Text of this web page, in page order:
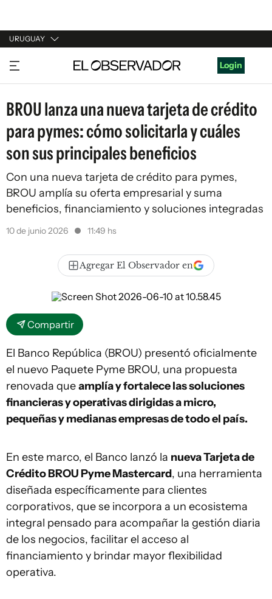
URUGUAY
URUGUAY
ARGENTINA
ESPAÑA
ESTADOS UNIDOS
Login
BROU lanza una nueva tarjeta de crédito
para pymes: cómo solicitarla y cuáles
son sus principales beneficios
Con una nueva tarjeta de crédito para pymes,
BROU amplía su oferta empresarial y suma
beneficios, financiamiento y soluciones integradas
10 de junio 2026 11:49 hs
Agregar El Observador en
Compartir
El Banco República (BROU) presentó oficialmente
el nuevo Paquete Pyme BROU, una propuesta
renovada queamplía y fortalece las soluciones
financieras y operativas dirigidas a micro,
pequeñas y medianas empresas de todo el país.
En este marco, el Banco lanzó la nueva Tarjeta de
Crédito BROU Pyme Mastercard, una herramienta
diseñada específicamente para clientes
corporativos, que se incorpora a un ecosistema
integral pensado para acompañar la gestión diaria
de los negocios, facilitar el acceso al
financiamiento y brindar mayor flexibilidad
operativa.